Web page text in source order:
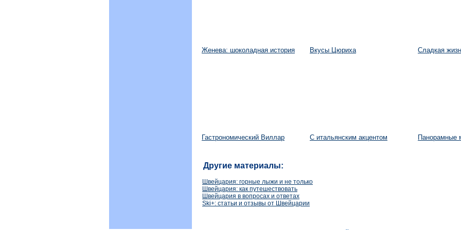
Женева: шоколадная история Вкусы Цюриха Сладкая
Гастрономический Виллар С итальянским акцентом Панорамные
Другие материалы:
Швейцария: горные лыжи и не только
Швейцария: как путешествовать
Швейцария в вопросах и ответах
Ski+: статьи и отзывы от Швейцарии